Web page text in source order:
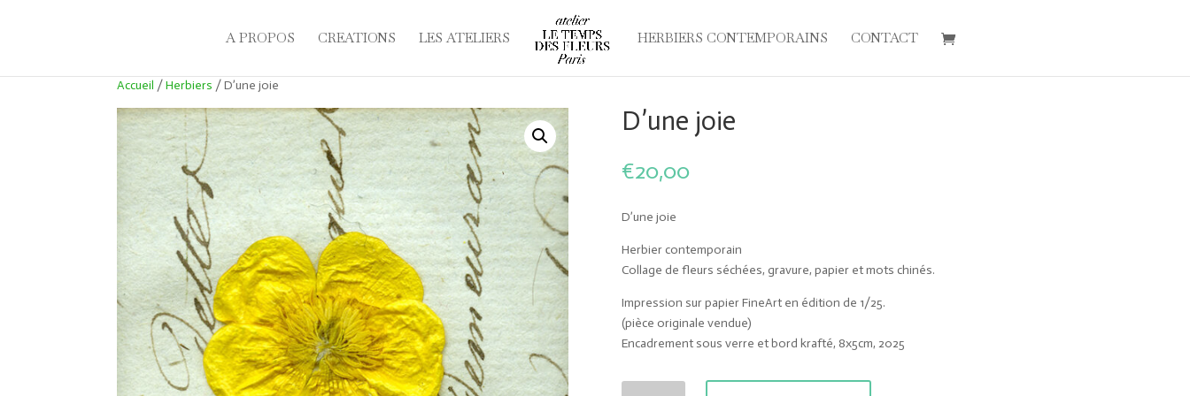
A PROPOS CREATIONS LES ATELIERS HERBIERS CONTEMPORAINS CONTACT
Accueil /Herbiers / D’une joie
D’une joie
€20,00
D’une joie
Herbier contemporain
Collage de fleurs séchées, gravure, papier et mots chinés.
Impression sur papier FineArt en édition de 1/25.
(pièce originale vendue)
Encadrement sous verre et bord krafté, 8x5cm, 2025